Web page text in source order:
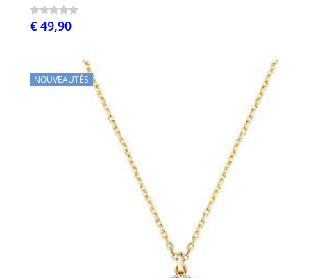
€ 49,90
NOUVEAUTÉS